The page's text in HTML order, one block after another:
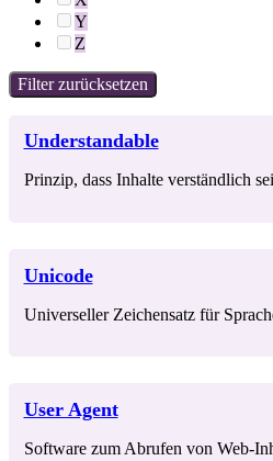
Y
Z
Filter zurücksetzen
Understandable
Prinzip, dass Inhalte verständlich
Unicode
Universeller Zeichensatz für
User Agent
Software zum Abrufen von Web-